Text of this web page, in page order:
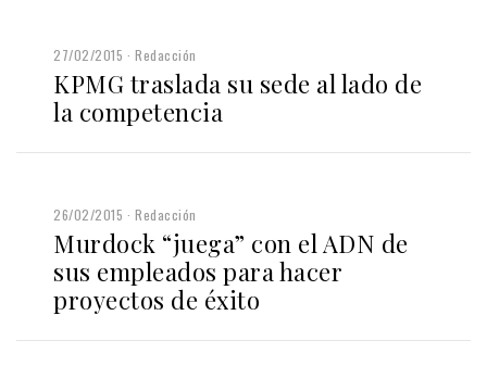
27/02/2015 Redacción
KPMG traslada su sede al lado de
la competencia
26/02/2015 Redacción
Murdock “juega” con el ADN de
sus empleados para hacer
proyectos de éxito